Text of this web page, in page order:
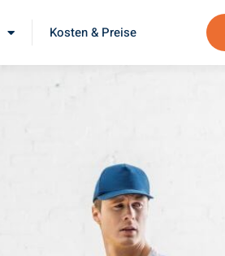
Kosten & Preise